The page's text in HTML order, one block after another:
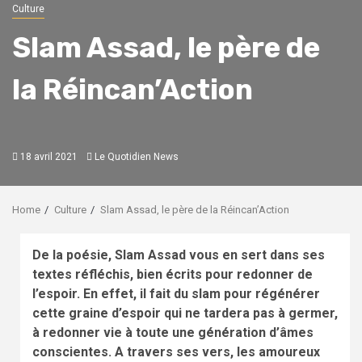
Culture
Slam Assad, le père de
la Réincan’Action
18 avril 2021 Le Quotidien News
Home Culture Slam Assad, le père de la Réincan’Action
De la poésie, Slam Assad vous en sert dans ses
textes réfléchis, bien écrits pour redonner de
l’espoir. En effet, il fait du slam pour régénérer
cette graine d’espoir qui ne tardera pas à germer,
à redonner vie à toute une génération d’âmes
conscientes. A travers ses vers, les amoureux